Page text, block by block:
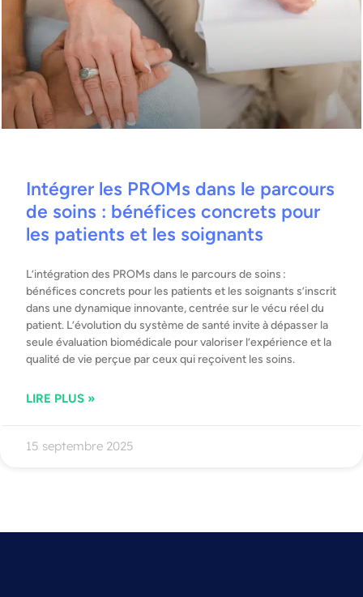
Intégrer les PROMs dans le parcours
de soins : bénéfices concrets pour
les patients et les soignants
L’intégration des PROMs dans le parcours de soins :
bénéfices concrets pour les patients et les soignants s’inscrit
dans une dynamique innovante, centrée sur le vécu réel du
patient. L’évolution du système de santé invite à dépasser la
seule évaluation biomédicale pour valoriser l’expérience et la
qualité de vie perçue par ceux qui reçoivent les soins.
LIRE PLUS »
15 septembre 2025